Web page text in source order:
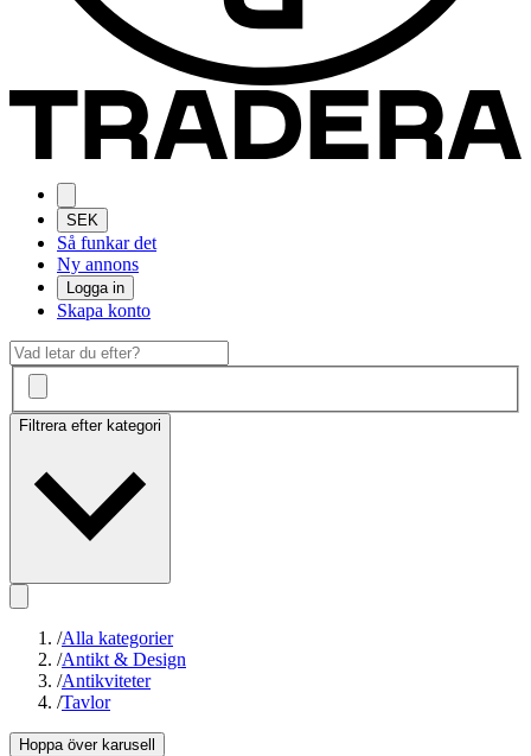
SEK
Så funkar det
Ny annons
Logga in
Skapa konto
Filtrera efter kategori
/Alla kategorier
/Antikt & Design
/Antikviteter
/Tavlor
Hoppa över karusell